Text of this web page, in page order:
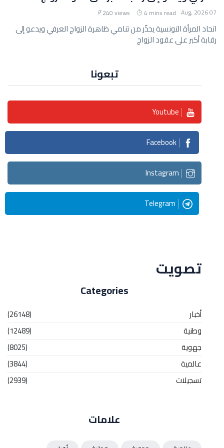
07 Aug, 2026
4 mins read
240 views
اتحاد المرأة التونسية يحذّر من تنامي ظاهرة الزواج العرفي ويدعو إلى
رقابة أكبر على عقود الزواج
تبعونا
Youtube
Facebook
Instagram
Telegram
تصويت
Categories
أخبار
(26148)
وطنية
(12489)
جهوية
(8025)
عالمية
(3844)
تسجيلات
(2939)
علامات